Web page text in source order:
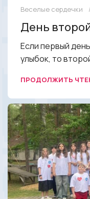
Веселые сердечки
День
Если первый
улыбок, то
ПРОДОЛЖИТЬ